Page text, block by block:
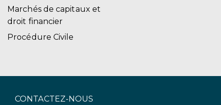
Marchés de capitaux et
droit financier
Procédure Civile
CONTACTEZ-NOUS